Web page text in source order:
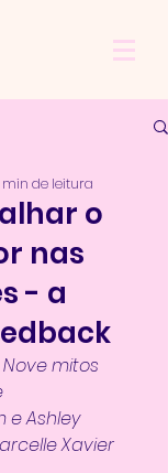
o
nas
- a
min de leitura
mitos
e Ashley
Xavier